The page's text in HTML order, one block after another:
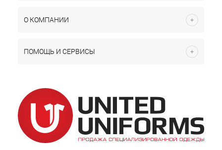
О КОМПАНИИ
ПОМОЩЬ И СЕРВИСЫ